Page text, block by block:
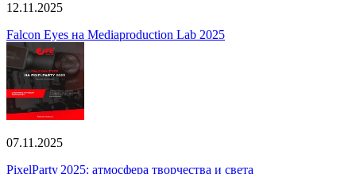
12.11.2025
Falcon Eyes на Mediaproduction Lab 2025
07.11.2025
PixelParty 2025: атмосфера творчества и света